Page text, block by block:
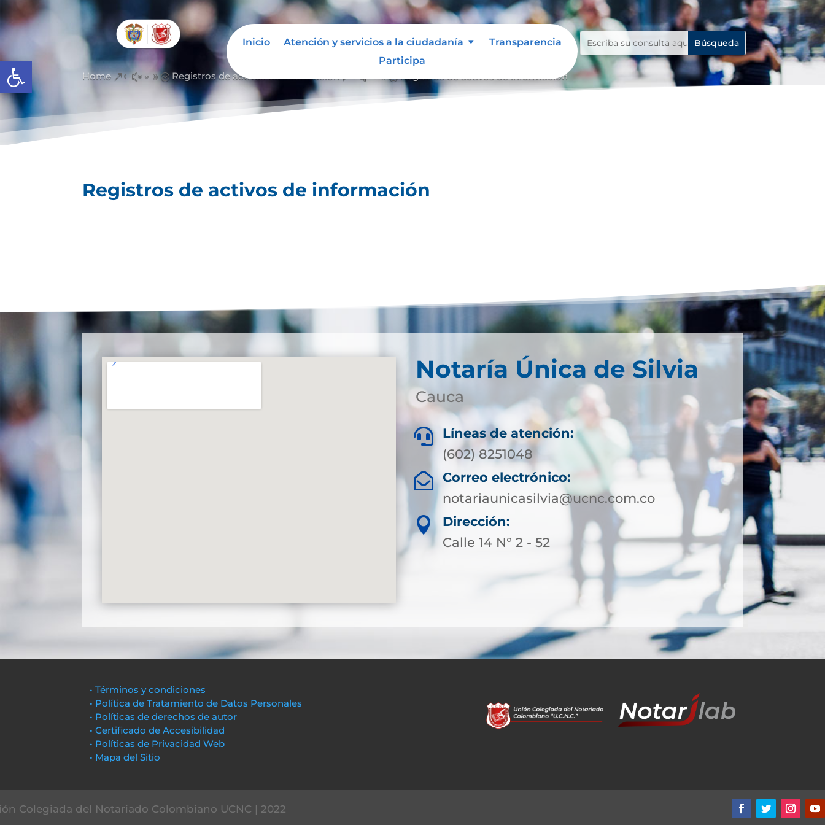
Abrir barra de herramientas
Inicio Atención y servicios a la ciudadanía
Transparencia
Participa
Home &#x39; Registros de activos de información Registros de activos de información
Registros de activos de información
Notaría Única de Silvia
Cauca

Líneas de atención:
(602) 8251048
 Correo electrónico:
notariaunicasilvia@ucnc.com.co

Dirección:
Calle 14 N° 2 - 52
• Términos y condiciones
• Política de Tratamiento de Datos Personales
• Políticas de derechos de autor
• Certificado de Accesibilidad
• Políticas de Privacidad Web
• Mapa del Sitio
Colegiada del Notariado Colombiano UCNC | 2022